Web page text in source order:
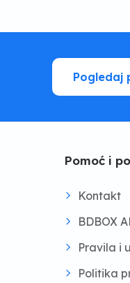
Pogledaj
Pomoć i
Kontakt
BDBOX
Pravila i
Politika